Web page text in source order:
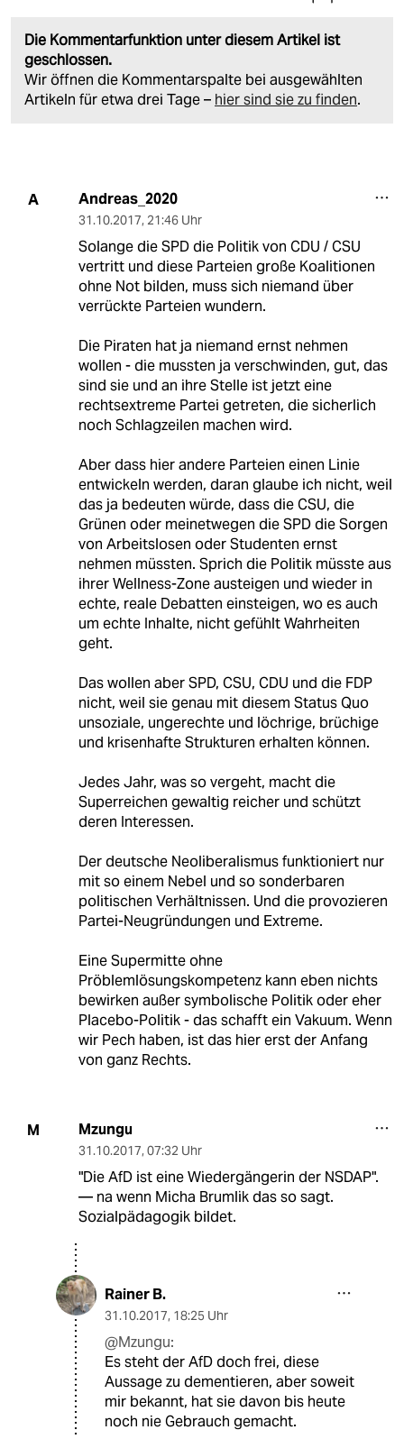
Die Kommentarfunktion unter diesem Artikel ist
geschlossen.
Wir öffnen die Kommentarspalte bei ausgewählten
Artikeln für etwa drei Tage – hier sind sie zu finden.
A Andreas_2020
31.10.2017, 21:46 Uhr
Solange die SPD die Politik von CDU / CSU
vertritt und diese Parteien große Koalitionen
ohne Not bilden, muss sich niemand über
verrückte Parteien wundern.
Die Piraten hat ja niemand ernst nehmen
wollen - die mussten ja verschwinden, gut, das
sind sie und an ihre Stelle ist jetzt eine
rechtsextreme Partei getreten, die sicherlich
noch Schlagzeilen machen wird.
Aber dass hier andere Parteien einen Linie
entwickeln werden, daran glaube ich nicht, weil
das ja bedeuten würde, dass die CSU, die
Grünen oder meinetwegen die SPD die Sorgen
von Arbeitslosen oder Studenten ernst
nehmen müssten. Sprich die Politik müsste aus
ihrer Wellness-Zone austeigen und wieder in
echte, reale Debatten einsteigen, wo es auch
um echte Inhalte, nicht gefühlt Wahrheiten
geht.
Das wollen aber SPD, CSU, CDU und die FDP
nicht, weil sie genau mit diesem Status Quo
unsoziale, ungerechte und löchrige, brüchige
und krisenhafte Strukturen erhalten können.
Jedes Jahr, was so vergeht, macht die
Superreichen gewaltig reicher und schützt
deren Interessen.
Der deutsche Neoliberalismus funktioniert nur
mit so einem Nebel und so sonderbaren
politischen Verhältnissen. Und die provozieren
Partei-Neugründungen und Extreme.
Eine Supermitte ohne
Pröblemlösungskompetenz kann eben nichts
bewirken außer symbolische Politik oder eher
Placebo-Politik - das schafft ein Vakuum. Wenn
wir Pech haben, ist das hier erst der Anfang
von ganz Rechts.
M Mzungu
31.10.2017, 07:32 Uhr
"Die AfD ist eine Wiedergängerin der NSDAP".
— na wenn Micha Brumlik das so sagt.
Sozialpädagogik bildet.
Rainer B.
31.10.2017, 18:25 Uhr
@Mzungu:
Es steht der AfD doch frei, diese
Aussage zu dementieren, aber soweit
mir bekannt, hat sie davon bis heute
noch nie Gebrauch gemacht.